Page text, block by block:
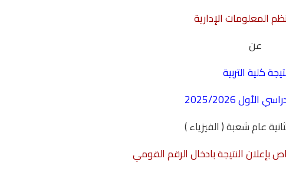
المعلومات الإدارية
عن
كلية التربية
2025/2026
عام شعبة ( الفيزياء )
بإعلان النتيجة بادخال الرقم القومي